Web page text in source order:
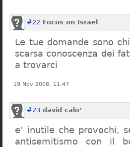
#22 Focus on Israel
Le tue domande sono
scarsa conoscenza dei
a trovarci
19 Nov 2008, 11:47
#23 david calo’
e’ inutile che provochi,
antisemitismo con il